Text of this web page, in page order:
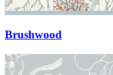
Brushwood